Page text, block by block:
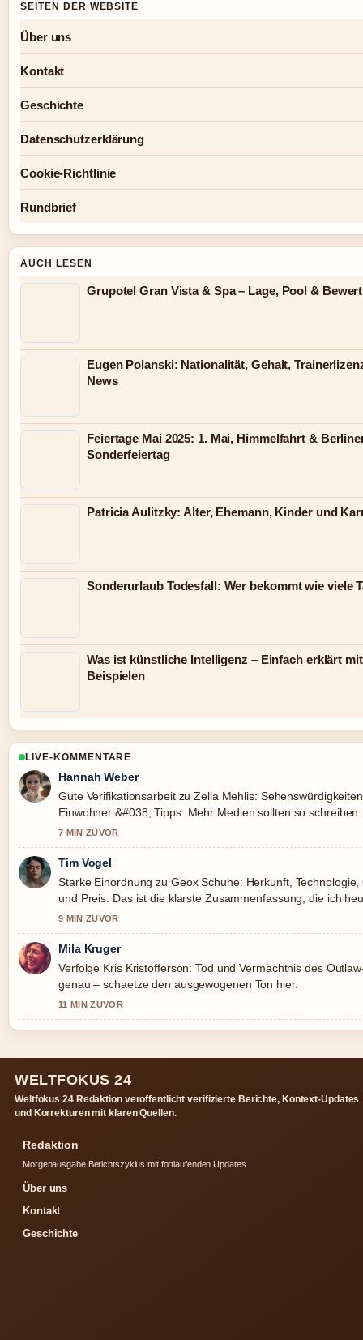
SEITEN DER WEBSITE
Über uns
Kontakt
Geschichte
Datenschutzerklärung
Cookie-Richtlinie
Rundbrief
AUCH LESEN
Grupotel Gran Vista & Spa – Lage, Pool &
Eugen Polanski: Nationalität, Gehalt,
News
Feiertage Mai 2025: 1. Mai, Himmelfahrt &
Sonderfeiertag
Patricia Aulitzky: Alter, Ehemann, Kinder und
Sonderurlaub Todesfall: Wer bekommt wie viele
Was ist künstliche Intelligenz – Einfach erklärt mit
Beispielen
LIVE-KOMMENTARE
Hannah Weber
Gute Verifikationsarbeit zu Zella Mehlis:
Einwohner &#038; Tipps. Mehr Medien sollten so schreiben.
7 MIN ZUVOR
Tim Vogel
Starke Einordnung zu Geox Schuhe: Herkunft, Technologie,
und Preis. Das ist die klarste Zusammenfassung, die ich
gesehen habe.
9 MIN ZUVOR
Mila Kruger
Verfolge Kris Kristofferson: Tod und Vermächtnis des
genau – schaetze den ausgewogenen Ton hier.
11 MIN ZUVOR
WELTFOKUS 24
Weltfokus 24 Redaktion veroffentlicht verifizierte Berichte, Kontext-Updates
und Korrekturen mit klaren Quellen.
Redaktion
Morgenausgabe Berichtszyklus mit fortlaufenden Updates.
Über uns
Kontakt
Geschichte